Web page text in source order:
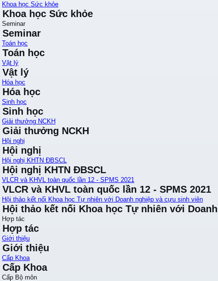
Khoa học Sức khỏe
Khoa học Sức khỏe
Seminar
Seminar
Toán học
Toán học
Vật lý
Vật lý
Hóa học
Hóa học
Sinh học
Sinh học
Giải thưởng NCKH
Giải thưởng NCKH
Hội nghị
Hội nghị
Hội nghị KHTN ĐBSCL
Hội nghị KHTN ĐBSCL
VLCR và KHVL toàn quốc lần 12 - SPMS 2021
VLCR và KHVL toàn quốc lần 12 - SPMS 2021
Hội thảo kết nối Khoa học Tự nhiên với Doanh nghiệp và cựu sinh viên
Hội thảo kết nối Khoa học Tự nhiên với
Hợp tác
Hợp tác
Giới thiệu
Giới thiệu
Cấp Khoa
Cấp Khoa
Cấp Bộ môn